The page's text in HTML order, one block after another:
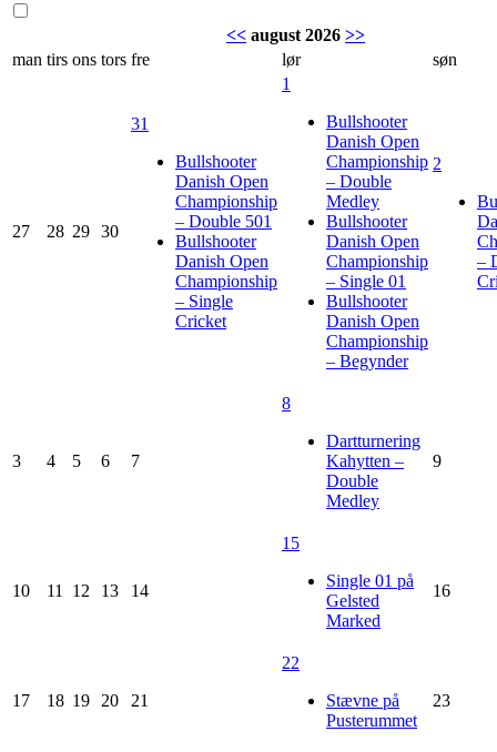
<< august 2026 >>
man tirs ons tors fre lør søn
27 28 29 30
31
Bullshooter
Danish Open
Championship
– Double 501
Bullshooter
Danish Open
Championship
– Single
Cricket
1
Bullshooter
Danish Open
Championship
– Double
Medley
Bullshooter
Danish Open
Championship
– Single 01
Bullshooter
Danish Open
Championship
– Begynder
2
–
3 4 5 6 7
8
Dartturnering
Kahytten –
Double
Medley
9
10 11 12 13 14
15
Single 01 på
Gelsted
Marked
16
17 18 19 20 21
22
Stævne på
Pusterummet
23